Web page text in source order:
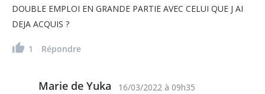
DOUBLE EMPLOI EN GRANDE PARTIE AVEC CELUI QUE J AI
DEJA ACQUIS ?
1 Répondre
Marie de Yuka 16/03/2022 à 09h35